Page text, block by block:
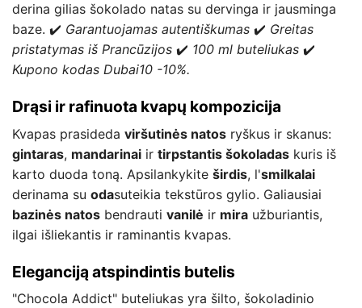
derina gilias šokolado natas su dervinga ir jausminga
baze. ✔️ Garantuojamas autentiškumas ✔️ Greitas
pristatymas iš Prancūzijos ✔️ 100 ml buteliukas ✔️
Kupono kodas Dubai10 -10%.
Drąsi ir rafinuota kvapų kompozicija
Kvapas prasideda viršutinės natos ryškus ir skanus:
gintaras, mandarinai ir tirpstantis šokoladas kuris iš
karto duoda toną. Apsilankykite širdis, l'smilkalai
derinama su odasuteikia tekstūros gylio. Galiausiai
bazinės natos bendrauti vanilė ir mira užburiantis,
ilgai išliekantis ir raminantis kvapas.
Eleganciją atspindintis butelis
"Chocola Addict" buteliukas yra šilto, šokoladinio